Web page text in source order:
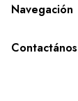
Navegación
Contactános